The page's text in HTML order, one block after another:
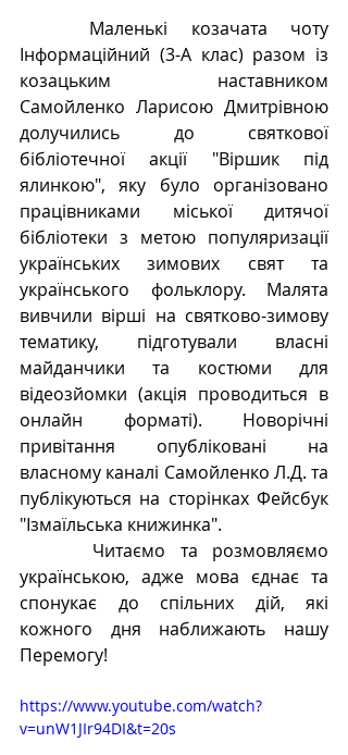
Інформаційний (3-А клас) разом із
козацьким наставником
Самойленко Ларисою Дмитрівною
долучились до святкової
бібліотечної акції "Віршик під
ялинкою", яку було організовано
працівниками міської дитячої
бібліотеки з метою популяризації
українських зимових свят та
українського фольклору. Малята
вивчили вірші на святково-зимову
тематику, підготували власні
майданчики та костюми для
відеозйомки (акція проводиться в
онлайн форматі). Новорічні
привітання опубліковані на
власному каналі Самойленко Л.Д. та
публікуються на сторінках Фейсбук
"Ізмаїльська книжинка".
українською, адже мова єднає та
спонукає до спільних дій, які
кожного дня наближають нашу
Перемогу!
https://www.youtube.com/watch?
v=unW1JIr94DI&t=20s